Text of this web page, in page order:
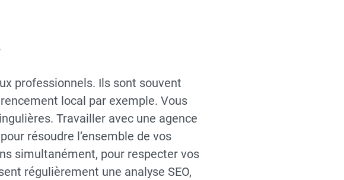
professionnels. Ils sont souvent
local par exemple. Vous
Travailler avec une agence
résoudre l’ensemble de vos
simultanément, pour respecter vos
régulièrement une analyse SEO,